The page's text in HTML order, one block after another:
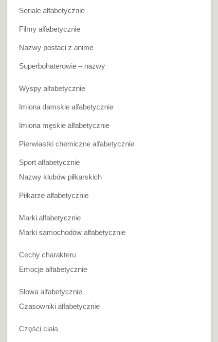
Seriale alfabetycznie
Filmy alfabetycznie
Nazwy postaci z anime
Superbohaterowie – nazwy
Wyspy alfabetycznie
Imiona damskie alfabetycznie
Imiona męskie alfabetycznie
Pierwiastki chemiczne alfabetycznie
Sport alfabetycznie
Nazwy klubów piłkarskich
Piłkarze alfabetycznie
Marki alfabetycznie
Marki samochodów alfabetycznie
Cechy charakteru
Emocje alfabetycznie
Słowa alfabetycznie
Czasowniki alfabetycznie
Części ciała